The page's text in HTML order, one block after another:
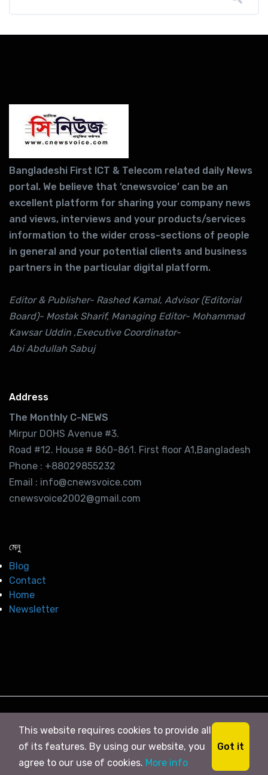
Bangladeshi First ICT & Telecom related daily News
portal. We believe that ‘cnewsvoice’ can be an
excellent platform for sharing your company news
and views, interviews and your products/services
information to the wider cross-sections of people
in general and your potential clients and business
partners in the particular digital platform.
Editor & Publisher- Rashed Kamal, Advisor (Editorial
Board)- Mostak Sharif, Managing Editor- Mohammad
Kawsar Uddin ,Executive Coordinator-
Abi Abdullah Sabuj
Address
The Monthly C-NEWS
Mirpur DOHS Avenue #3.
Road #12. House # 860-861. First floor A1,Bangladesh
Phone : +88029855232
Email : info@cnewsvoice.com
cnewsvoice2002@gmail.com
মেনু
Blog
Contact
Home
Newsletter
This website requires cookies to provide all
of its features. By using our website, you
agree to our use of cookies. More info
Got it